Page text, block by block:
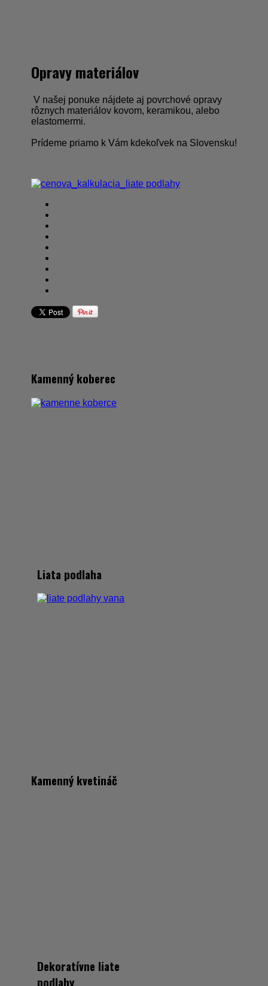
Opravy materiálov
V našej ponuke nájdete aj povrchové opravy
rôznych materiálov kovom, keramikou, alebo
elastomermi.
Prídeme priamo k Vám kdekoľvek na Slovensku!
Kamenný koberec
Liata podlaha
Kamenný kvetináč
Dekoratívne liate
podlahy